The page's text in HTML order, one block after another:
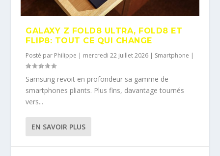
GALAXY Z FOLD8 ULTRA, FOLD8 ET
FLIP8: TOUT CE QUI CHANGE
Posté par Philippe | mercredi 22 juillet 2026 | Smartphone |
Samsung revoit en profondeur sa gamme de
smartphones pliants. Plus fins, davantage tournés
vers...
EN SAVOIR PLUS